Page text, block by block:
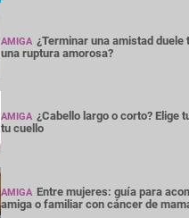
AMIGA ¿Terminar una amistad duele
una ruptura amorosa?
AMIGA ¿Cabello largo o corto? Elige
tu cuello
AMIGA Entre mujeres: guía para
amiga o familiar con cáncer de